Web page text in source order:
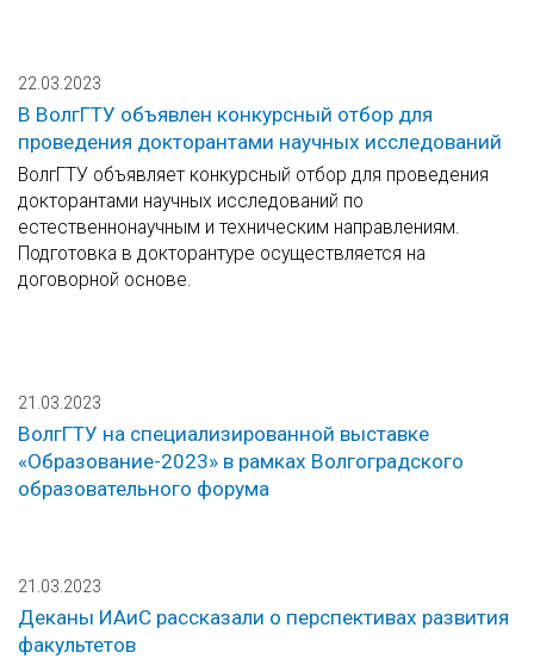
22.03.2023
В ВолгГТУ объявлен конкурсный отбор для
проведения докторантами научных исследований
ВолгГТУ объявляет конкурсный отбор для проведения
докторантами научных исследований по
естественнонаучным и техническим направлениям.
Подготовка в докторантуре осуществляется на
договорной основе.
21.03.2023
ВолгГТУ на специализированной выставке
«Образование-2023» в рамках Волгоградского
образовательного форума
21.03.2023
Деканы ИАиС рассказали о перспективах развития
факультетов